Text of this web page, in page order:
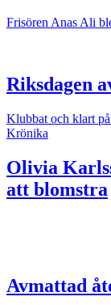
Frisören Anas Ali
Riksdagen
Klubbat och klart på
Krönika
Olivia
att blomstra
Avmattad